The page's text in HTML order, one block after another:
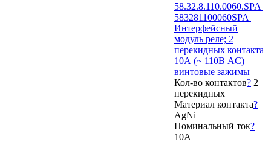
58.32.8.110.0060.SPA |
583281100060SPA |
Интерфейсный
модуль реле; 2
перекидных контакта
10А (~ 110В AC)
винтовые зажимы
Кол-во контактов? 2
перекидных
Материал контакта?
AgNi
Номинальный ток?
10А